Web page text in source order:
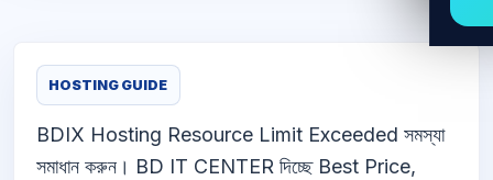
HOSTING GUIDE
BDIX Hosting Resource Limit Exceeded সমস্যা
সমাধান করুন। BD IT CENTER দিচ্ছে Best Price,